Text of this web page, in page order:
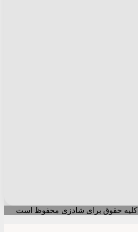
کلیه حقوق برای شادزی محفوظ است